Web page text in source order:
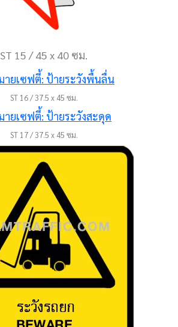
ST 15 / 45 x 40 ซม.
ST 16 / 37.5 x 45 ซม.
ST 17 / 37.5 x 45 ซม.